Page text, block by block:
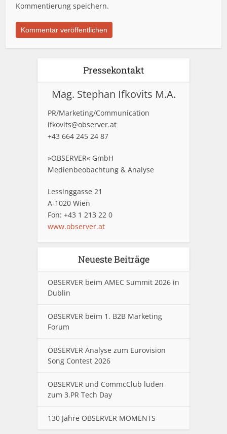
Kommentierung speichern.
Pressekontakt
Mag. Stephan Ifkovits M.A.
PR/Marketing/Communication
ifkovits@observer.at
+43 664 245 24 87
»OBSERVER« GmbH
Medienbeobachtung & Analyse
Lessinggasse 21
A-1020 Wien
Fon: +43 1 213 22 0
www.observer.at
Neueste Beiträge
OBSERVER beim AMEC Summit 2026 in
Dublin
OBSERVER beim 1. B2B Marketing
Forum
OBSERVER Analyse zum Eurovision
Song Contest 2026
OBSERVER und CommcClub luden
zum 3.PR Tech Day
130 Jahre OBSERVER MOMENTS